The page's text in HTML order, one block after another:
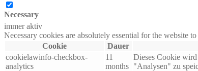
Necessary
immer aktiv
Necessary cookies are absolutely essential for the website
Cookie
Dauer
cookielawinfo-checkbox-
analytics
11
months
Dieses Cookie
"Analysen" zu